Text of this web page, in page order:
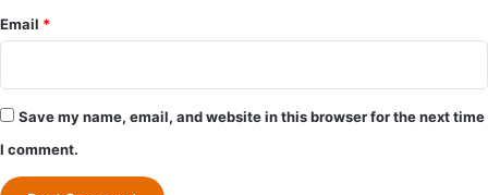
Email *
Save my name, email, and website in this browser for the next time
I comment.